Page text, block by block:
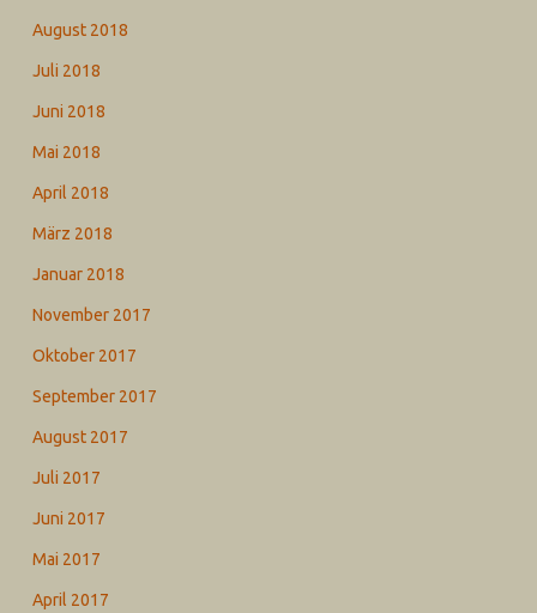
August 2018
Juli 2018
Juni 2018
Mai 2018
April 2018
März 2018
Januar 2018
November 2017
Oktober 2017
September 2017
August 2017
Juli 2017
Juni 2017
Mai 2017
April 2017